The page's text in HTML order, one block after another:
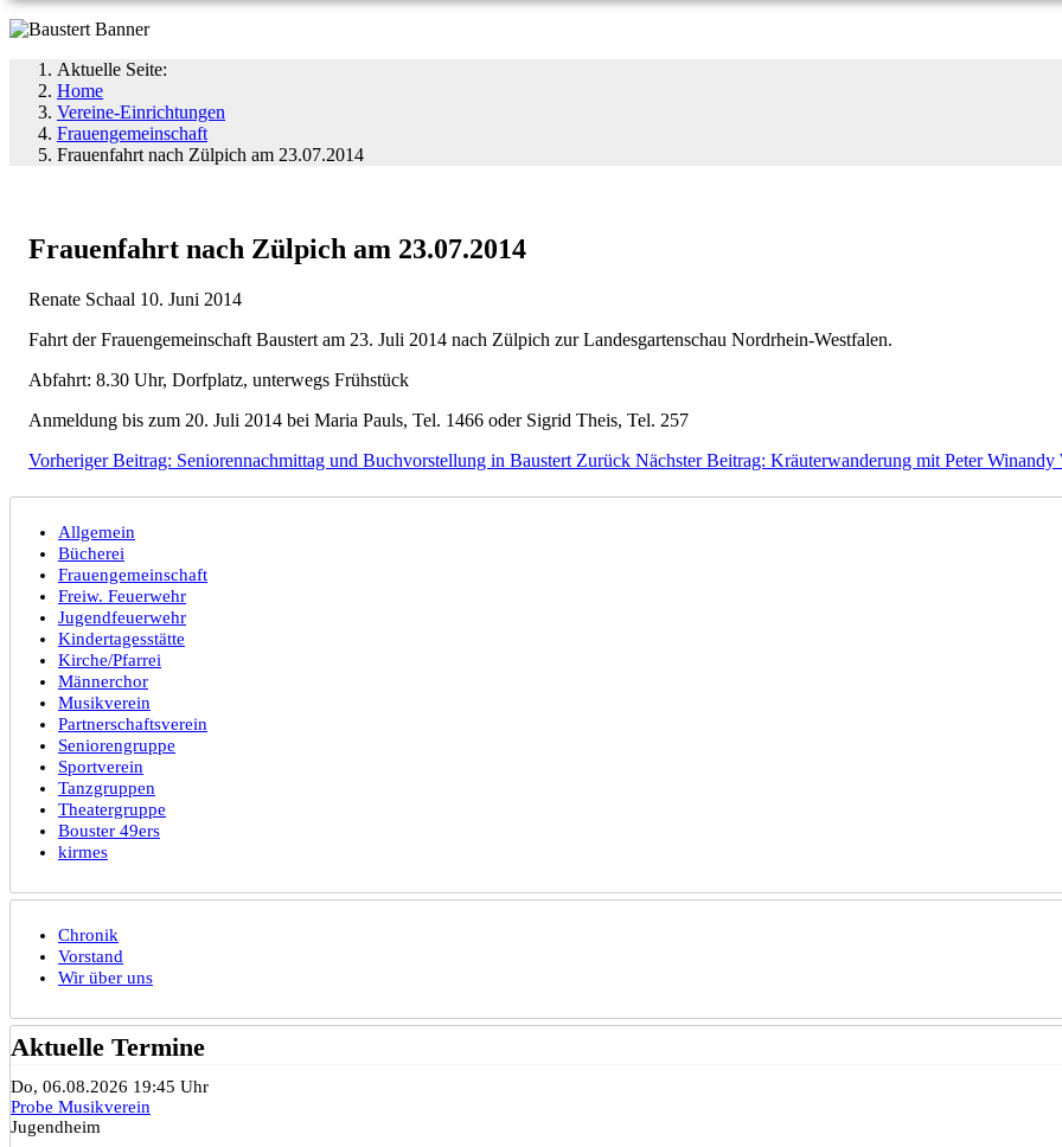
Aktuelle Seite:
Home
Vereine-Einrichtungen
Frauengemeinschaft
Frauenfahrt nach Zülpich am 23.07.2014
Frauenfahrt nach Zülpich am 23.07.2014
Renate Schaal 10. Juni 2014
Fahrt der Frauengemeinschaft Baustert am 23. Juli 2014 nach Zülpich zur Landesgartenschau Nordrhein-Westfalen.
Abfahrt: 8.30 Uhr, Dorfplatz, unterwegs Frühstück
Anmeldung bis zum 20. Juli 2014 bei Maria Pauls, Tel. 1466 oder Sigrid Theis, Tel. 257
Vorheriger Beitrag: Seniorennachmittag und Buchvorstellung in Baustert Zurück Nächster Beitrag: Kräuterwanderung mit Peter Winandy
Allgemein
Bücherei
Frauengemeinschaft
Freiw. Feuerwehr
Jugendfeuerwehr
Kindertagesstätte
Kirche/Pfarrei
Männerchor
Musikverein
Partnerschaftsverein
Seniorengruppe
Sportverein
Tanzgruppen
Theatergruppe
Bouster 49ers
kirmes
Chronik
Vorstand
Wir über uns
Aktuelle Termine
Do, 06.08.2026 19:45 Uhr
Probe Musikverein
Jugendheim